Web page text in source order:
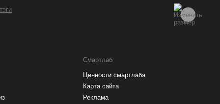
Смартлаб
Ценности смартлаба
Карта сайта
Реклама